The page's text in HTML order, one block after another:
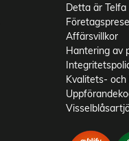
Detta är Telfa
Affärsvillkor
Hantering av
Kvalitets- och